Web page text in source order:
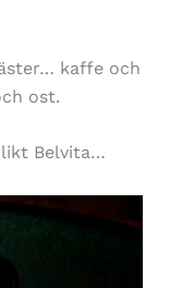
kaffe och
ost.
likt Belvita…